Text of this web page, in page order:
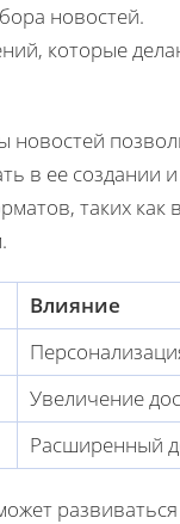
новостей.
которые
новостей
в ее создании
таких как
Влияние
Увеличение
Расширенный